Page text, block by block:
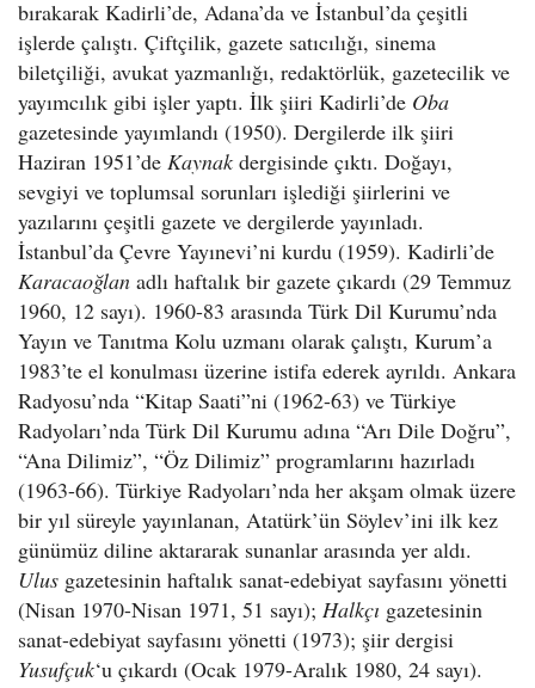
bırakarak Kadirli’de, Adana’da ve İstanbul’da çeşitli
işlerde çalıştı. Çiftçilik, gazete satıcılığı, sinema
biletçiliği, avukat yazmanlığı, redaktörlük, gazetecilik ve
yayımcılık gibi işler yaptı. İlk şiiri Kadirli’de Oba
gazetesinde yayımlandı (1950). Dergilerde ilk şiiri
Haziran 1951’de Kaynak dergisinde çıktı. Doğayı,
sevgiyi ve toplumsal sorunları işlediği şiirlerini ve
yazılarını çeşitli gazete ve dergilerde yayınladı.
İstanbul’da Çevre Yayınevi’ni kurdu (1959). Kadirli’de
Karacaoğlan adlı haftalık bir gazete çıkardı (29 Temmuz
1960, 12 sayı). 1960-83 arasında Türk Dil Kurumu’nda
Yayın ve Tanıtma Kolu uzmanı olarak çalıştı, Kurum’a
1983’te el konulması üzerine istifa ederek ayrıldı. Ankara
Radyosu’nda “Kitap Saati”ni (1962-63) ve Türkiye
Radyoları’nda Türk Dil Kurumu adına “Arı Dile Doğru”,
“Ana Dilimiz”, “Öz Dilimiz” programlarını hazırladı
(1963-66). Türkiye Radyoları’nda her akşam olmak üzere
bir yıl süreyle yayınlanan, Atatürk’ün Söylev’ini ilk kez
günümüz diline aktararak sunanlar arasında yer aldı.
Ulus gazetesinin haftalık sanat-edebiyat sayfasını yönetti
(Nisan 1970-Nisan 1971, 51 sayı); Halkçı gazetesinin
sanat-edebiyat sayfasını yönetti (1973); şiir dergisi
Yusufçuk‘u çıkardı (Ocak 1979-Aralık 1980, 24 sayı).